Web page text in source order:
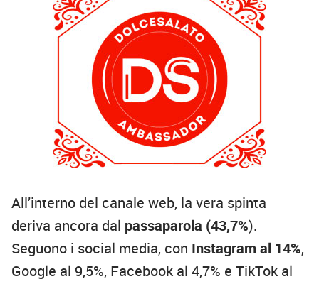
All’interno del canale web, la vera spinta
deriva ancora dal passaparola (43,7%).
Seguono i social media, con Instagram al 14%,
Google al 9,5%, Facebook al 4,7% e TikTok al